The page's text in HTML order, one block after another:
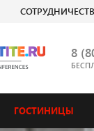
8
ГОСТИНИЦЫ